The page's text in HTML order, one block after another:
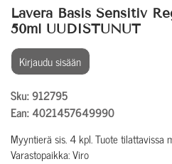
Lavera Basis Sensitiv
50ml UUDISTUNUT
Kirjaudu sisään
Sku: 912795
Ean: 4021457649990
Myyntierä sis. 4 kpl. Tuote tilattavissa
Varastopaikka: Viro